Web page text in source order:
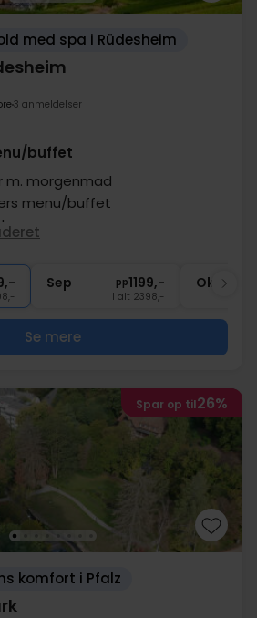
med spa i Rüdesheim
3 anmeldelser
buffet
m. morgenmad
menu/buffet
Sep pp1199,-
I alt 2398,-
Okt
Se mere
Spar op til26%
komfort i Pfalz